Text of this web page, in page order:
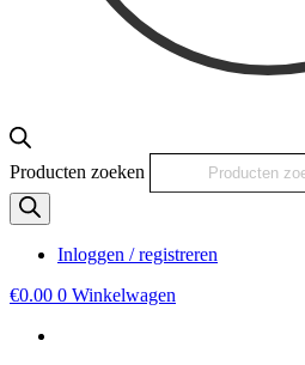
Producten zoeken
Inloggen / registreren
€0.00 0 Winkelwagen